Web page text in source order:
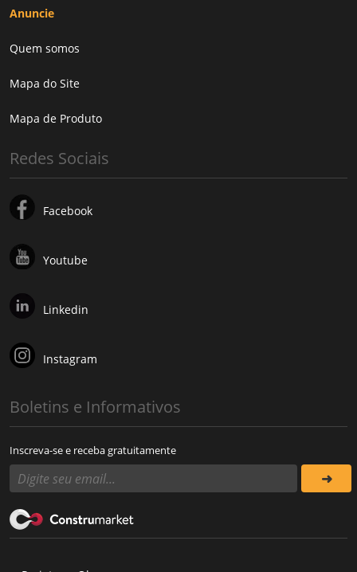
Anuncie
Quem somos
Mapa do Site
Mapa de Produto
Redes Sociais
Facebook
Youtube
Linkedin
Instagram
Boletins e Informativos
Inscreva-se e receba gratuitamente